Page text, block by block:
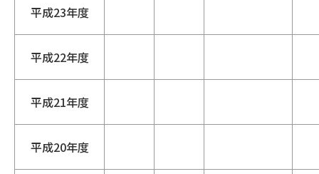
平成23年度
平成22年度
平成21年度
平成20年度